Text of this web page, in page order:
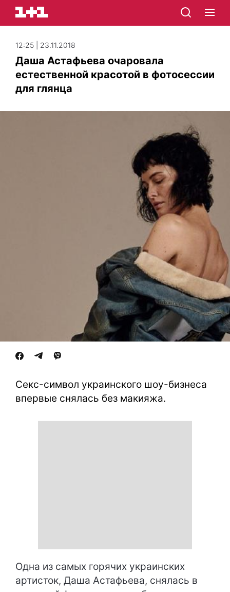
12:25 | 23.11.2018
Даша Астафьева очаровала
естественной красотой в фотосессии
для глянца
Секс-символ украинского шоу-бизнеса
впервые снялась без макияжа.
Одна из самых горячих украинских
артисток, Даша Астафьева, снялась в